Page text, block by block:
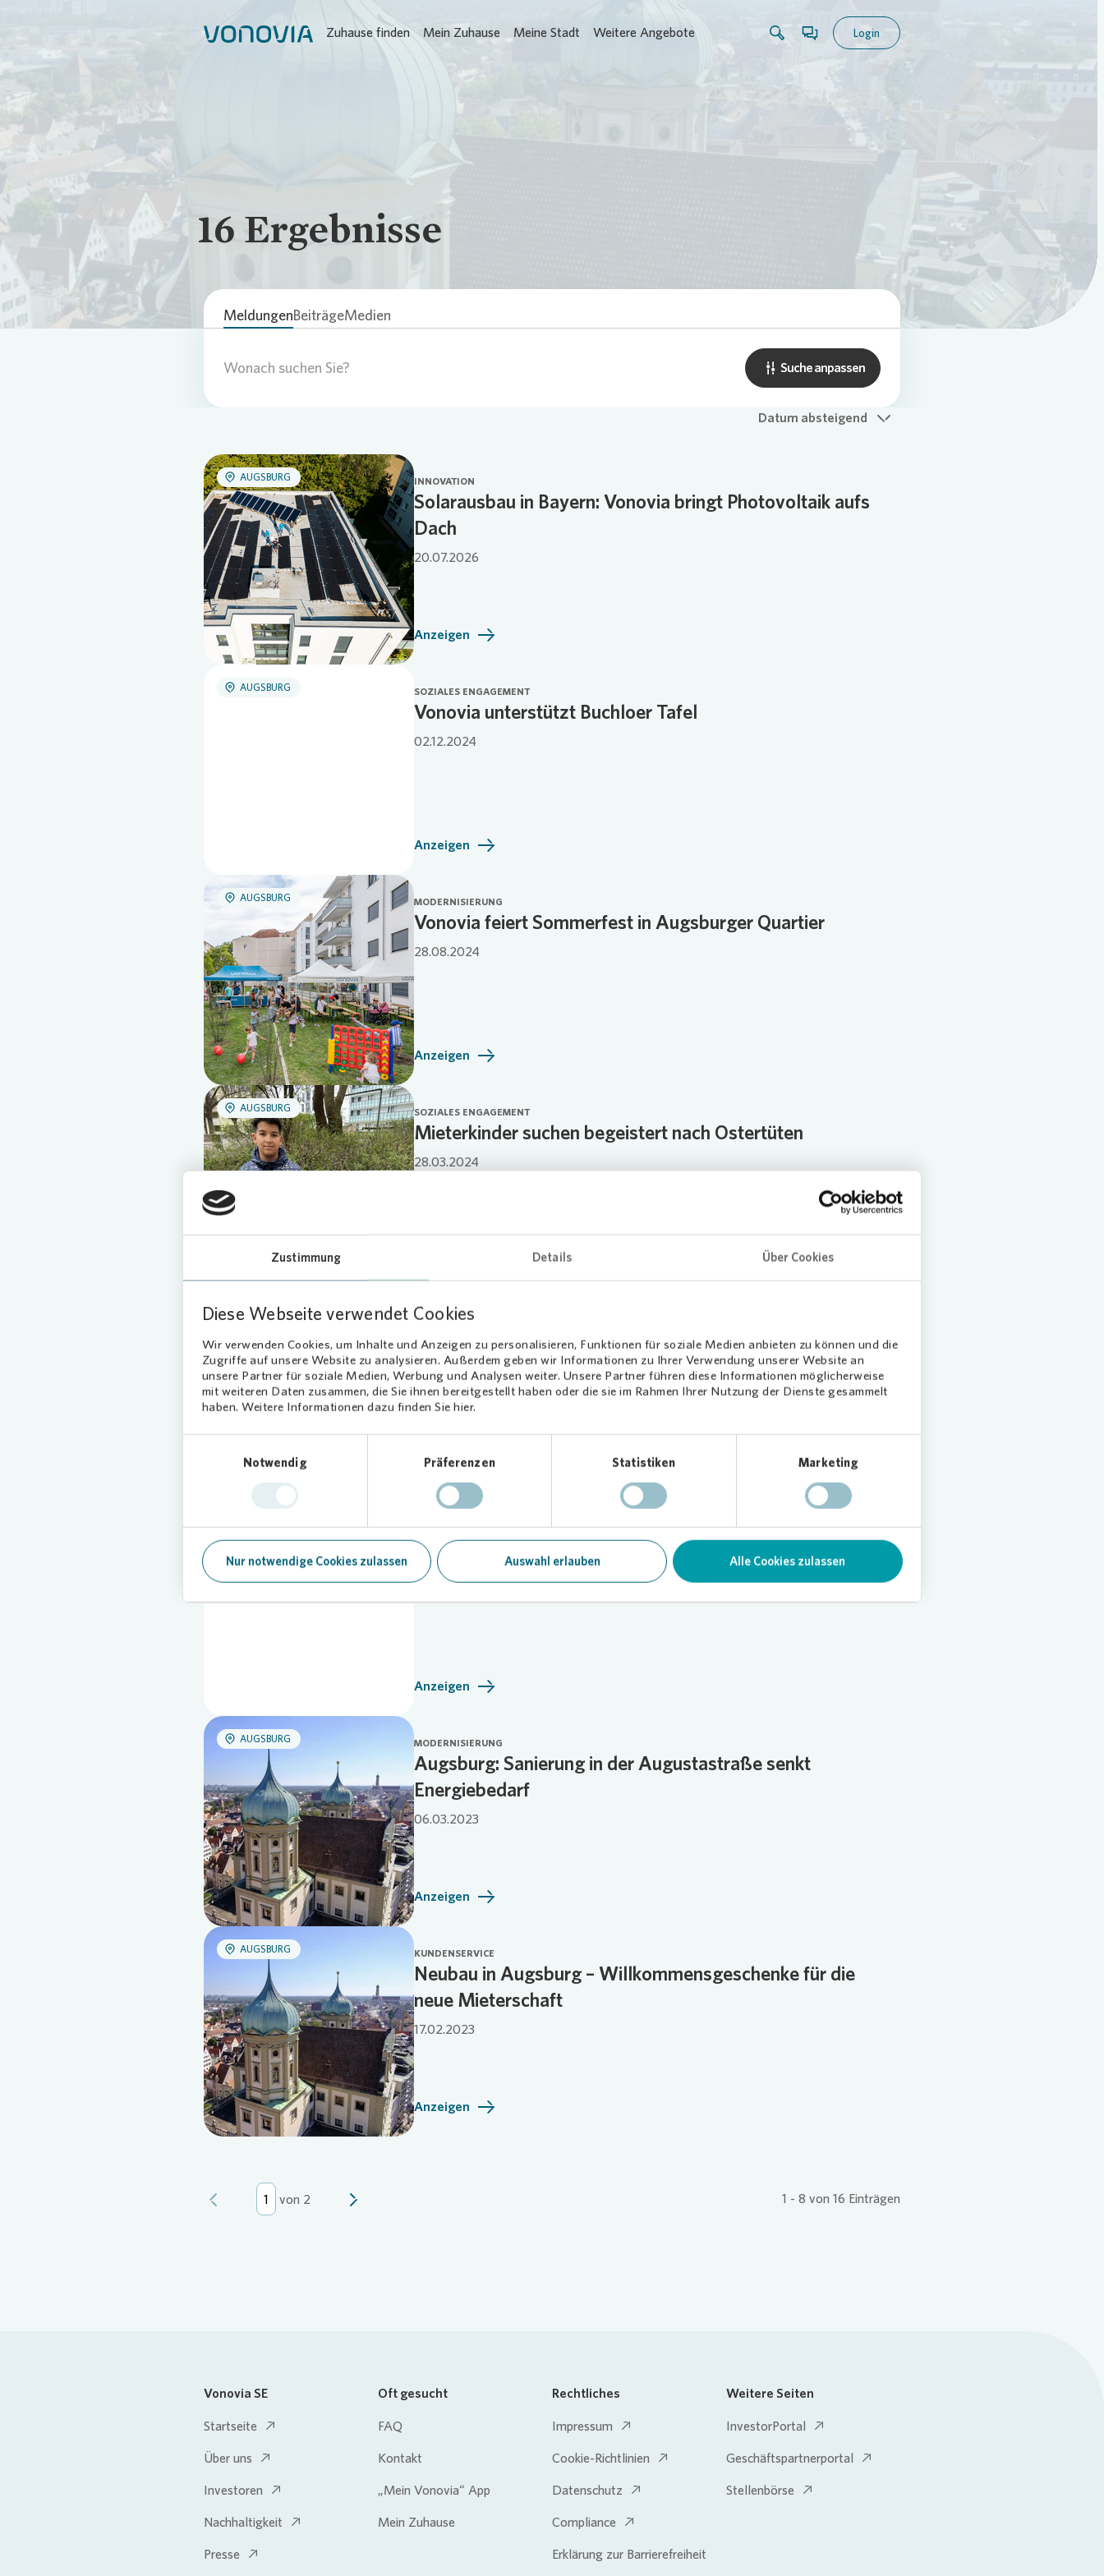
Zustimmung Details Über Cookies
Diese Webseite verwendet Cookies
Wir verwenden Cookies, um Inhalte und Anzeigen zu personalisieren, Funktionen für soziale Medien anbieten zu können und die
Zugriffe auf unsere Website zu analysieren. Außerdem geben wir Informationen zu Ihrer Verwendung unserer Website an
unsere Partner für soziale Medien, Werbung und Analysen weiter. Unsere Partner führen diese Informationen möglicherweise
mit weiteren Daten zusammen, die Sie ihnen bereitgestellt haben oder die sie im Rahmen Ihrer Nutzung der Dienste gesammelt
haben. Weitere Informationen dazu finden Sie hier.
Notwendig
Präferenzen Statistiken Marketing
Nur notwendige Cookies zulassen Auswahl erlauben Alle Cookies zulassen
Zuhause finden Mein Zuhause Meine Stadt Weitere Angebote Login
16 Ergebnisse
MeldungenBeiträgeMedien
Wonach suchen Sie? Suche anpassen
Datum absteigend
AUGSBURG INNOVATION
Solarausbau in Bayern: Vonovia bringt Photovoltaik aufs
Dach
20.07.2026
Anzeigen
AUGSBURG SOZIALES ENGAGEMENT
Vonovia unterstützt Buchloer Tafel
02.12.2024
Anzeigen
AUGSBURG MODERNISIERUNG
Vonovia feiert Sommerfest in Augsburger Quartier
28.08.2024
Anzeigen
AUGSBURG SOZIALES ENGAGEMENT
Mieterkinder suchen begeistert nach Ostertüten
28.03.2024
AUGSBURG ENERGIE
Fernwärmenetz in Augsburg
18.08.2023
AUGSBURG
SKM Augsburg unterstützt Haushalte
18.07.2023
Anzeigen
AUGSBURG MODERNISIERUNG
Augsburg: Sanierung in der Augustastraße senkt
Energiebedarf
06.03.2023
Anzeigen
AUGSBURG KUNDENSERVICE
Neubau in Augsburg – Willkommensgeschenke für die
neue Mieterschaft
17.02.2023
Anzeigen
von 2 1 - 8 von 16 Einträgen
Vonovia SE
Startseite
Über uns
Investoren
Nachhaltigkeit
Presse
Oft gesucht
FAQ
Kontakt
„Mein Vonovia“ App
Mein Zuhause
Rechtliches
Impressum
Cookie-Richtlinien
Datenschutz
Compliance
Erklärung zur Barrierefreiheit
Weitere Seiten
InvestorPortal
Geschäftspartnerportal
Stellenbörse